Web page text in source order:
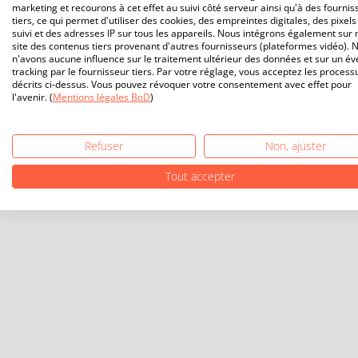
marketing et recourons à cet effet au suivi côté serveur ainsi qu'à des
tiers, ce qui permet d'utiliser des cookies, des empreintes digitales, des
suivi et des adresses IP sur tous les appareils. Nous intégrons également sur
site des contenus tiers provenant d'autres fournisseurs (plateformes vidéo).
n'avons aucune influence sur le traitement ultérieur des données et sur un
tracking par le fournisseur tiers. Par votre réglage, vous acceptez les
décrits ci-dessus. Vous pouvez révoquer votre consentement avec effet pour
l'avenir. (Mentions légales BoD)
Refuser
Non, ajuster
Tout accepter